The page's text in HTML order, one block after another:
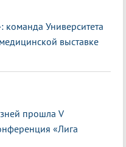
команда Университета
выставке
прошла V
«Лига